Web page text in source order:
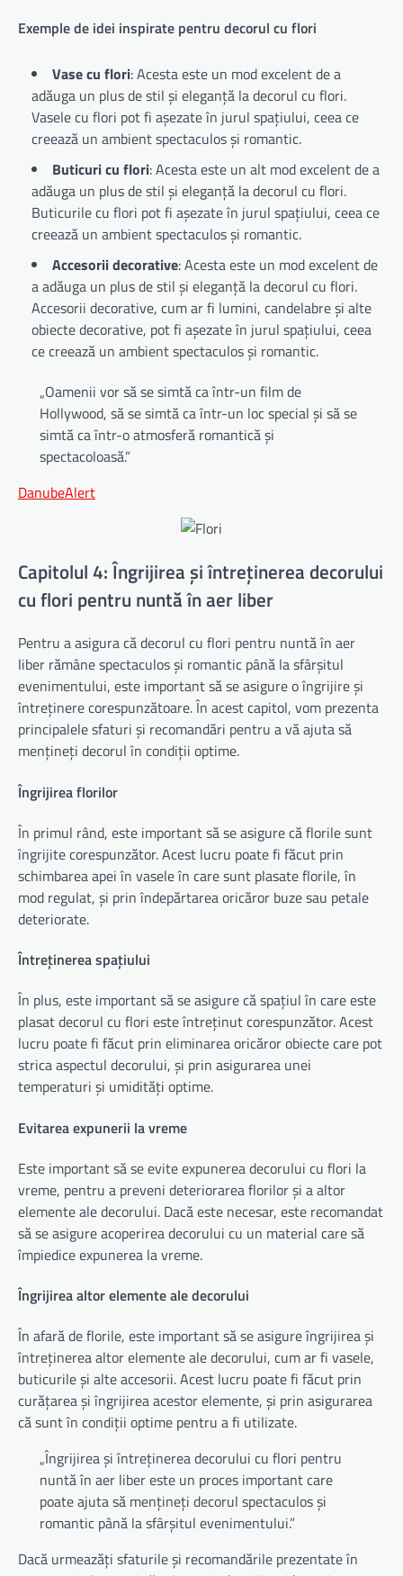
Exemple de idei inspirate pentru decorul cu flori
Vase cu flori: Acesta este un mod excelent de a
adăuga un plus de stil și eleganță la decorul cu flori.
Vasele cu flori pot fi așezate în jurul spațiului, ceea ce
creează un ambient spectaculos și romantic.
Buticuri cu flori: Acesta este un alt mod excelent de a
adăuga un plus de stil și eleganță la decorul cu flori.
Buticurile cu flori pot fi așezate în jurul spațiului, ceea ce
creează un ambient spectaculos și romantic.
Accesorii decorative: Acesta este un mod excelent de
a adăuga un plus de stil și eleganță la decorul cu flori.
Accesorii decorative, cum ar fi lumini, candelabre și alte
obiecte decorative, pot fi așezate în jurul spațiului, ceea
ce creează un ambient spectaculos și romantic.
„Oamenii vor să se simtă ca într-un film de
Hollywood, să se simtă ca într-un loc special și să se
simtă ca într-o atmosferă romantică și
spectacoloasă.”
DanubeAlert
Capitolul 4: Îngrijirea și întreținerea decorului
cu flori pentru nuntă în aer liber
Pentru a asigura că decorul cu flori pentru nuntă în aer
liber rămâne spectaculos și romantic până la sfârșitul
evenimentului, este important să se asigure o îngrijire și
întreținere corespunzătoare. În acest capitol, vom prezenta
principalele sfaturi și recomandări pentru a vă ajuta să
mențineți decorul în condiții optime.
Îngrijirea florilor
În primul rând, este important să se asigure că florile sunt
îngrijite corespunzător. Acest lucru poate fi făcut prin
schimbarea apei în vasele în care sunt plasate florile, în
mod regulat, și prin îndepărtarea oricăror buze sau petale
deteriorate.
Întreținerea spațiului
În plus, este important să se asigure că spațiul în care este
plasat decorul cu flori este întreținut corespunzător. Acest
lucru poate fi făcut prin eliminarea oricăror obiecte care pot
strica aspectul decorului, și prin asigurarea unei
temperaturi și umidități optime.
Evitarea expunerii la vreme
Este important să se evite expunerea decorului cu flori la
vreme, pentru a preveni deteriorarea florilor și a altor
elemente ale decorului. Dacă este necesar, este recomandat
să se asigure acoperirea decorului cu un material care să
împiedice expunerea la vreme.
Îngrijirea altor elemente ale decorului
În afară de florile, este important să se asigure îngrijirea și
întreținerea altor elemente ale decorului, cum ar fi vasele,
buticurile și alte accesorii. Acest lucru poate fi făcut prin
curățarea și îngrijirea acestor elemente, și prin asigurarea
că sunt în condiții optime pentru a fi utilizate.
„Îngrijirea și întreținerea decorului cu flori pentru
nuntă în aer liber este un proces important care
poate ajuta să mențineți decorul spectaculos și
romantic până la sfârșitul evenimentului.”
Dacă urmeazăți sfaturile și recomandările prezentate în